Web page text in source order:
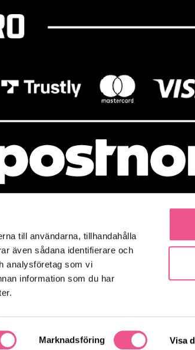
till användarna, tillhandahålla
även sådana identifierare och
analysföretag som vi
information som du har
Marknadsföring Visa
Populärt
Parfym
Fynda